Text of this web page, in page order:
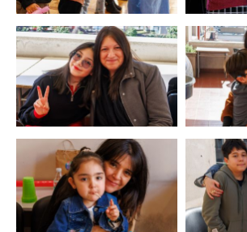
Zoom Zoom
Zoom